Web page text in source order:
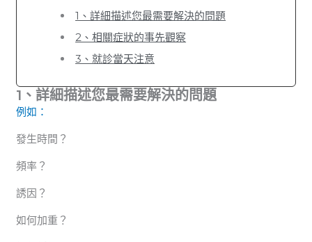
1、詳細描述您最需要解決的問題
2、相關症狀的事先觀察
3、就診當天注意
1、詳細描述您最需要解決的問題
例如：
發生時間？
頻率？
誘因？
如何加重？